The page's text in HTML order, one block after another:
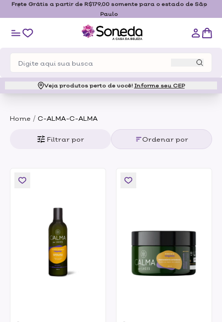
Frete Grátis a partir de R$179,00 somente para o estado de São
Paulo
Veja produtos perto de você! Informe seu CEP
Home / C-ALMA-C-ALMA
Filtrar por Ordenar por